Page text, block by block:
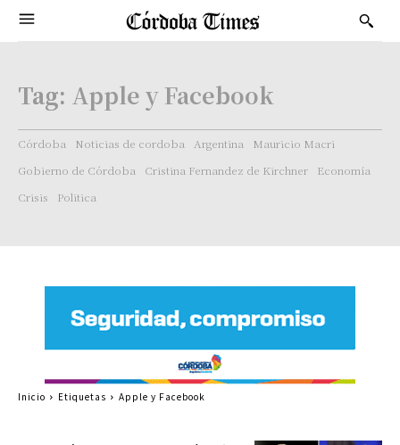
Tag: Apple y Facebook
Córdoba Noticias de cordoba Argentina
Mauricio Macri
Gobierno de Córdoba
Cristina Fernandez de Kirchner
Economía
Crisis
Politica
Inicio Etiquetas Apple y Facebook